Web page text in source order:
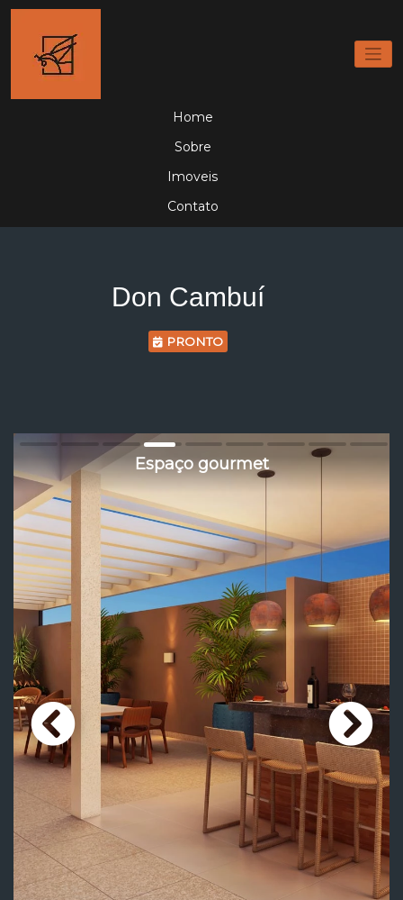
Home
Sobre
Imoveis
Contato
Don Cambuí
PRONTO
Espaço gourmet